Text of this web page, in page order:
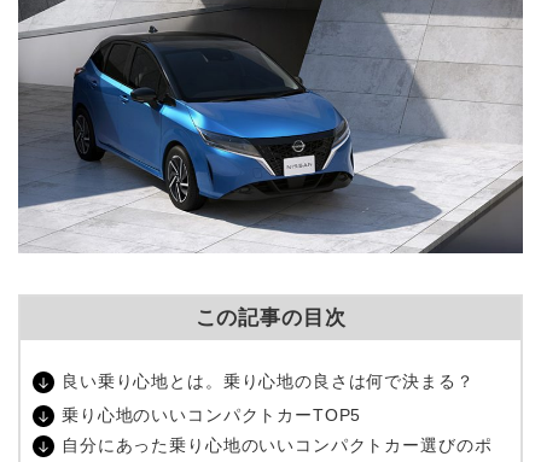
この記事の目次
良い乗り心地とは。乗り心地の良さは何で決まる？
乗り心地のいいコンパクトカーTOP5
自分にあった乗り心地のいいコンパクトカー選びのポ